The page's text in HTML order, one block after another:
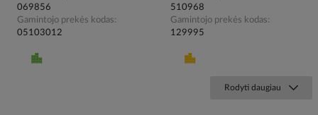
069856
Gamintojo prekės kodas
05103012
510968
Gamintojo prekės kodas
129995
Rodyti daugiau